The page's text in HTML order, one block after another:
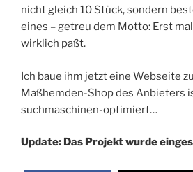
nicht gleich 10 Stück, sondern
eines – getreu dem Motto: Erst
wirklich paßt.
Ich baue ihm jetzt eine Webseite
Maßhemden-Shop des Anbieters
suchmaschinen-optimiert…
Update: Das Projekt wurde